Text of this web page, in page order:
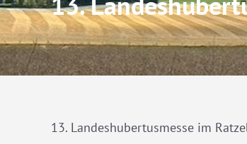
13. Landeshubertusmesse im